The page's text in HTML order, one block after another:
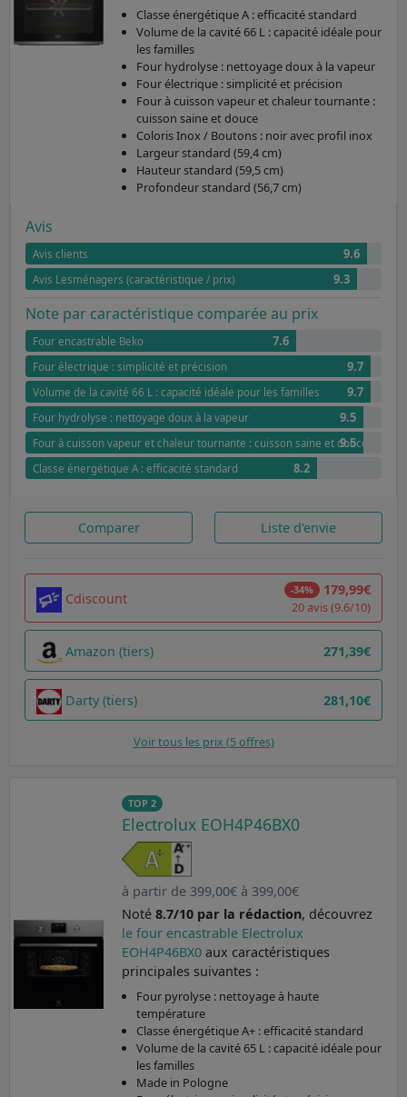
Classe énergétique A : efficacité standard
Volume de la cavité 66 L : capacité idéale pour
les familles
Four hydrolyse : nettoyage doux à la vapeur
Four électrique : simplicité et précision
Four à cuisson vapeur et chaleur tournante :
cuisson saine et douce
Coloris Inox / Boutons : noir avec profil inox
Largeur standard (59,4 cm)
Hauteur standard (59,5 cm)
Profondeur standard (56,7 cm)
Avis
Avis clients 9.6
Avis Lesménagers (caractéristique / prix) 9.3
Note par caractéristique comparée au prix
Four encastrable Beko 7.6
Four électrique : simplicité et précision 9.7
Volume de la cavité 66 L : capacité idéale pour les familles 9.7
Four hydrolyse : nettoyage doux à la vapeur 9.5
Four à cuisson vapeur et chaleur tournante : cuisson saine et douce
9.5
Classe énergétique A : efficacité standard 8.2
Comparer Liste d'envie
Cdiscount -34% 179,99€
20 avis (9.6/10)
Amazon (tiers) 271,39€
Darty (tiers) 281,10€
Voir tous les prix (5 offres)
TOP 2
Electrolux EOH4P46BX0
à partir de 399,00€ à 399,00€
Noté 8.7/10 par la rédaction, découvrez
le four encastrable Electrolux
EOH4P46BX0 aux caractéristiques
principales suivantes :
Four pyrolyse : nettoyage à haute
température
Classe énergétique A+ : efficacité standard
Volume de la cavité 65 L : capacité idéale pour
les familles
Made in Pologne